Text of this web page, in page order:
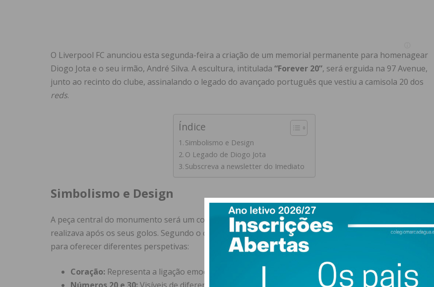
O Liverpool FC anunciou esta segunda-feira a criação de um memorial permanente para homenagear
Diogo Jota e o seu irmão, André Silva. A escultura, intitulada “Forever 20”, será erguida na 97 Avenue,
junto ao recinto do clube, assinalando o legado do avançado português que vestiu a camisola 20 dos
reds.
Índice
Simbolismo e Design
O Legado de Diogo Jota
Subscreva a newsletter do Imediato
Simbolismo e Design
A peça central do monumento será um coração, numa alusão direta à celebração icónica que Jota
realizava após os seus golos. Segundo o comunicado oficial do clube, o design da escultura foi pensado
para oferecer diferentes perspetivas:
Coração: Representa a ligação emocional com os adeptos.